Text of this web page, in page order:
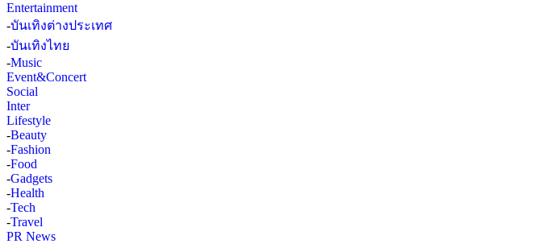
Entertainment
-บันเทิงต่างประเทศ
-บันเทิงไทย
-Music
Event&Concert
Social
Inter
Lifestyle
-Beauty
-Fashion
-Food
-Gadgets
-Health
-Tech
-Travel
PR News